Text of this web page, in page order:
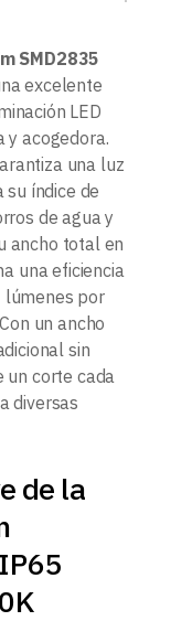
SMD2835
excelente
LED
y acogedora.
una luz
su índice de
de agua y
ancho total en
una eficiencia
lúmenes por
un ancho
sin
un corte cada
diversas
de la